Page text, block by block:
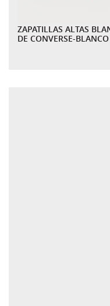
ZAPATILLAS ALTAS
DE CONVERSE-BLANCO